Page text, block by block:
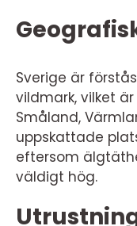
Sverige är
vildmark, vilket
Småland,
uppskattade
eftersom
väldigt hög.